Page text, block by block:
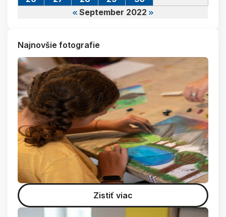
September 2022
Najnovšie fotografie
Zistiť viac